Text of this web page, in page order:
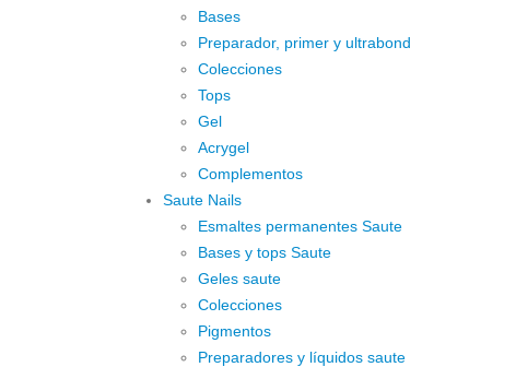
Bases
Preparador, primer y ultrabond
Colecciones
Tops
Gel
Acrygel
Complementos
Saute Nails
Esmaltes permanentes Saute
Bases y tops Saute
Geles saute
Colecciones
Pigmentos
Preparadores y líquidos saute